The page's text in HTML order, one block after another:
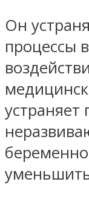
Он
процессы